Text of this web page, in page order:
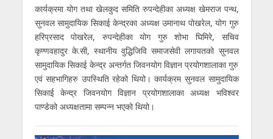
कार्यक्रमा योग तथा खेलकुद समिति रुपन्देहीका अध्यक्ष खेमराज पन्थ,
सुनवल सामुदायिक सिकाई केन्द्रका अध्यक्ष उमानाथ पोखरेल, योग गुरु
हरिप्रसाद पोखरेल, रुपन्देहीका योग गुरु शोभा घिमिरे, सचिव
कृण्णवहादुर के.सी, स्थानीय वुद्धिजिवि समाजसेवी लगायतको सुनवल
सामुदायिक सिकाई केन्द्र अन्तर्गत जिवनयोग विज्ञान प्रयोगशालाका गुरु
एवं सहभागिहरु उपस्थिति रहेको थियो। कार्यक्रम सुनवल सामुदायिक
सिकाई केन्द्र जिवनयोग विज्ञान प्रयोगशालाका अध्यक्ष भविश्वर
पाण्डेको अध्यक्षतामा सम्पन्न भएको थियो।